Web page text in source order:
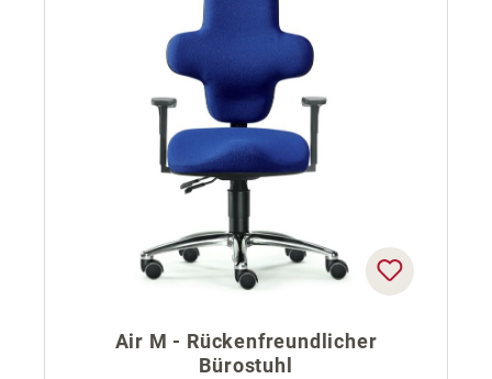
Air M - Rückenfreundlicher
Bürostuhl